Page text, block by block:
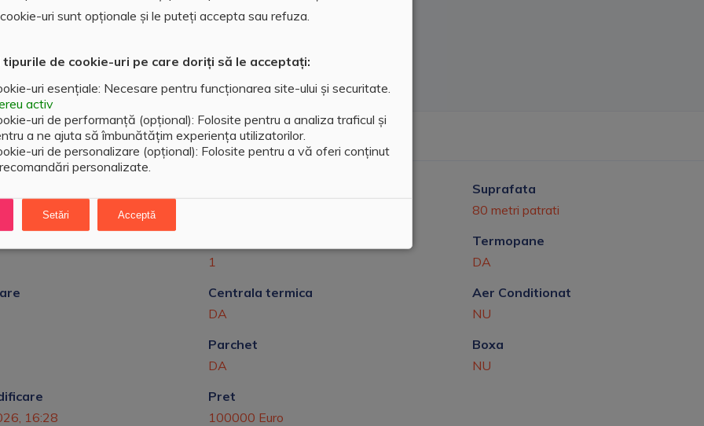
uri sunt opționale și le puteți accepta sau refuza.
de cookie-uri pe care doriți să le acceptați:
uri esențiale: Necesare pentru funcționarea site-ului și securitate.
activ
uri de performanță (opțional): Folosite pentru a analiza traficul și
a ne ajuta să îmbunătățim experiența utilizatorilor.
uri de personalizare (opțional): Folosite pentru a vă oferi conținut
personalizate.
Setări Acceptă
Doja
Suprafata
80 metri patrati
1
Termopane
DA
Centrala termica
DA
Aer Conditionat
NU
Parchet
DA
Boxa
NU
16:28
Pret
100000 Euro